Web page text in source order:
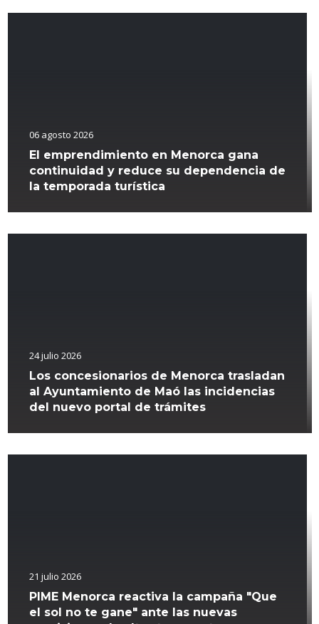
06 agosto 2026
El emprendimiento en Menorca gana
continuidad y reduce su dependencia de
la temporada turística
24 julio 2026
Los concesionarios de Menorca trasladan
al Ayuntamiento de Maó las incidencias
del nuevo portal de trámites
21 julio 2026
PIME Menorca reactiva la campaña "Que
el sol no te gane" ante las nuevas